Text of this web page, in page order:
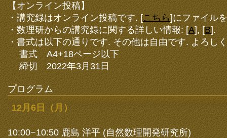
【オンライン投稿】
・講究録はオンライン投稿です. [こちら]にファイル
・数理研からの講究録に関する詳しい情報: [A], [B].
・書式は以下の通りです. その他は自由です. よろし
書式 A4+18ページ以下
締切 2022年3月31日
プログラム
12月6日（月）
10:00−10:50 鹿島 洋平 (自然数理開発研究所)